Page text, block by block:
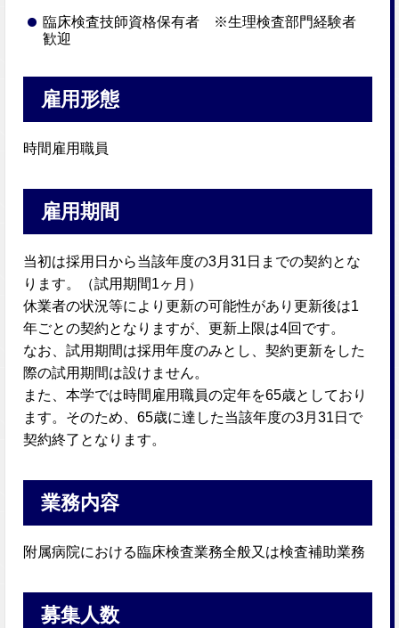
臨床検査技師資格保有者 ※生理検査部門経験者
歓迎
雇用形態
時間雇用職員
雇用期間
当初は採用日から当該年度の3月31日までの契約とな
ります。（試用期間1ヶ月）
休業者の状況等により更新の可能性があり更新後は1
年ごとの契約となりますが、更新上限は4回です。
なお、試用期間は採用年度のみとし、契約更新をした
際の試用期間は設けません。
また、本学では時間雇用職員の定年を65歳としており
ます。そのため、65歳に達した当該年度の3月31日で
契約終了となります。
業務内容
附属病院における臨床検査業務全般又は検査補助業務
募集人数